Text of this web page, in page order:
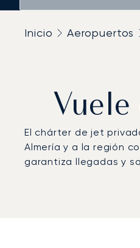
Inicio Aeropuertos
El chárter de jet
Almería y a la región
garantiza llegadas y